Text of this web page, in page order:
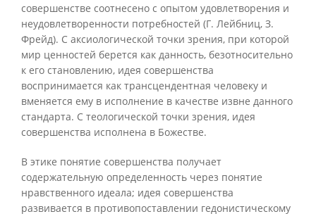
совершенстве соотнесено с опытом удовлетворения и
неудовлетворенности потребностей (Г. Лейбниц, З.
Фрейд). С аксиологической точки зрения, при которой
мир ценностей берется как данность, безотносительно
к его становлению, идея совершенства
воспринимается как трансцендентная человеку и
вменяется ему в исполнение в качестве извне данного
стандарта. С теологической точки зрения, идея
совершенства исполнена в Божестве.
В этике понятие совершенства получает
содержательную определенность через понятие
нравственного идеала; идея совершенства
развивается в противопоставлении гедонистическому